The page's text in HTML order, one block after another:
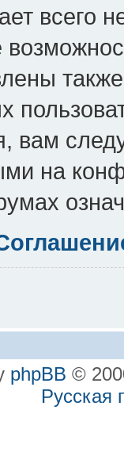
всего
вам
на
phpBB ©
Русская